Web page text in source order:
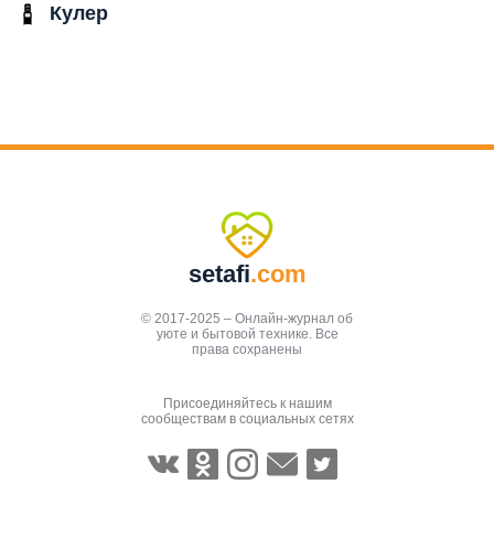
Кулер
setafi.com
© 2017-2025 – Онлайн-журнал об
уюте и бытовой технике. Все
права сохранены
Присоединяйтесь к нашим
сообществам в социальных сетях